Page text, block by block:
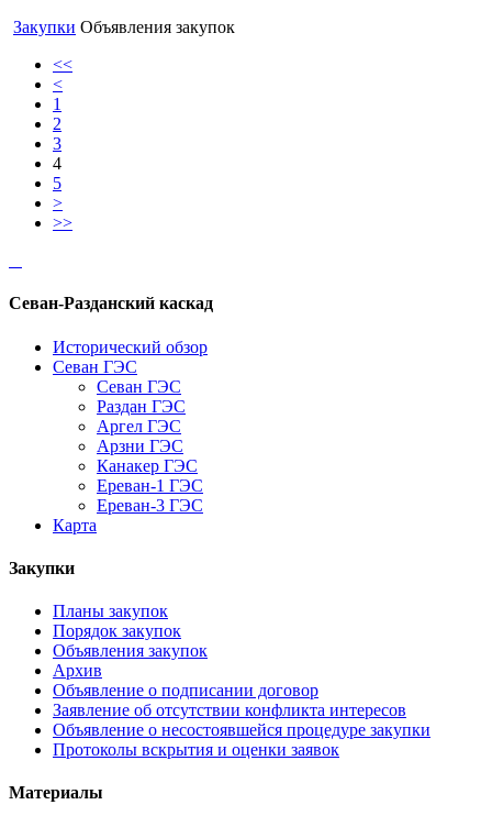
Закупки Объявления закупок
<<
<
1
2
3
4
5
>
>>
Севан-Разданский каскад
Исторический обзор
Севан ГЭС
Севан ГЭС
Раздан ГЭС
Аргел ГЭС
Арзни ГЭС
Канакер ГЭС
Ереван-1 ГЭС
Ереван-3 ГЭС
Карта
Закупки
Планы закупок
Порядок закупок
Объявления закупок
Архив
Объявление о подписании договор
Заявление об отсутствии конфликта интересов
Объявление о несостоявшейся процедуре закупки
Протоколы вскрытия и оценки заявок
Материалы